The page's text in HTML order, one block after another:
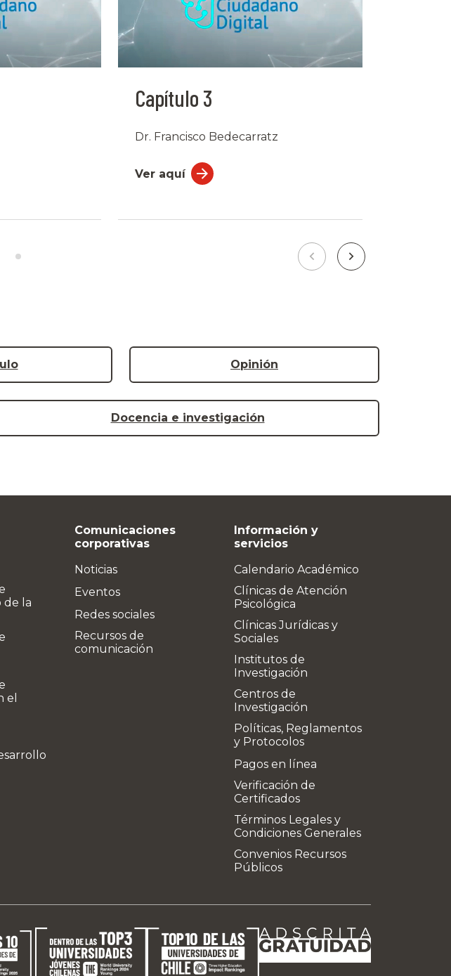
Capítulo 3
Dr. Francisco Bedecarratz
Ver aquí
Opinión
Docencia e investigación
de la
el
Comunicaciones
corporativas
Noticias
Eventos
Redes sociales
Recursos de
comunicación
Información y
servicios
Calendario Académico
Clínicas de Atención
Psicológica
Clínicas Jurídicas y
Sociales
Institutos de
Investigación
Centros de
Investigación
Políticas, Reglamentos
y Protocolos
Pagos en línea
Verificación de
Certificados
Términos Legales y
Condiciones Generales
Convenios Recursos
Públicos